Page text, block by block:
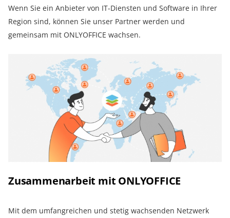
Wenn Sie ein Anbieter von IT-Diensten und Software in Ihrer
Region sind, können Sie unser Partner werden und
gemeinsam mit ONLYOFFICE wachsen.
Zusammenarbeit mit ONLYOFFICE
Mit dem umfangreichen und stetig wachsenden Netzwerk